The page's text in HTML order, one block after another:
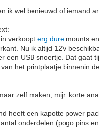
ik wel benieuwd of iemand
verkoopterg dure mounts en
Nu ik altijd 12V
een USB snoertje. Dat gaat
van het printplaatje binnenin
zelf maken, mijn korte
heeft een kapotte power
onderdelen (pogo pins